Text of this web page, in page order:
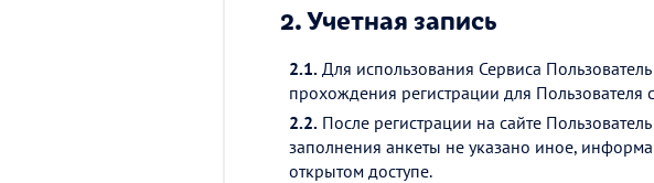
2.Учетная запись
2.1. Для использования Сервиса
прохождения регистрации для Пользователя
2.2. После регистрации на сайте
заполнения анкеты не указано иное,
открытом доступе.